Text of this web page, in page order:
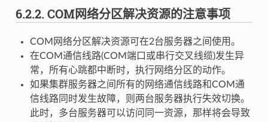
6.2.2. COM网络分区解决资源的注意事项
COM网络分区解决资源可在2台服务器之间使用。
在COM通信线路(COM端口或串行交叉线缆)发生异
常，所有心跳都中断时，执行网络分区的动作。
如果集群服务器之间所有的网络通信线路和COM通
信线路同时发生故障，则两台服务器执行失效切换。
此时，多台服务器可以访问同一资源，那样将会导致